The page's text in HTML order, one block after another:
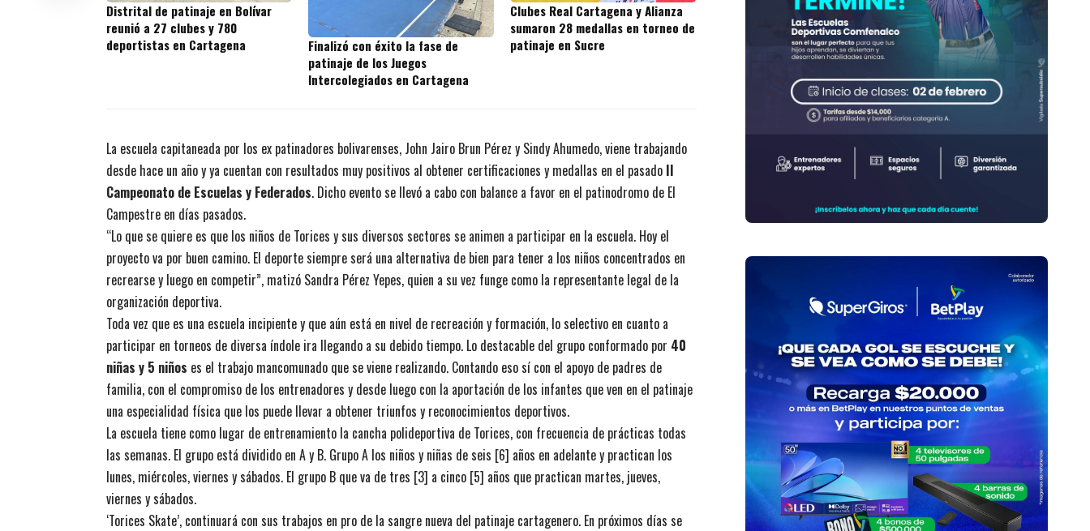
Distrital de patinaje en Bolívar
reunió a 27 clubes y 780
deportistas en Cartagena
Finalizó con éxito la fase de
patinaje de los Juegos
Intercolegiados en Cartagena
Clubes Real Cartagena y Alianza
sumaron 28 medallas en torneo de
patinaje en Sucre
La escuela capitaneada por los ex patinadores bolivarenses, John Jairo Brun Pérez y Sindy Ahumedo, viene trabajando
desde hace un año y ya cuentan con resultados muy positivos al obtener certificaciones y medallas en el pasado II
Campeonato de Escuelas y Federados. Dicho evento se llevó a cabo con balance a favor en el patinodromo de El
Campestre en días pasados.
“Lo que se quiere es que los niños de Torices y sus diversos sectores se animen a participar en la escuela. Hoy el
proyecto va por buen camino. El deporte siempre será una alternativa de bien para tener a los niños concentrados en
recrearse y luego en competir”, matizó Sandra Pérez Yepes, quien a su vez funge como la representante legal de la
organización deportiva.
Toda vez que es una escuela incipiente y que aún está en nivel de recreación y formación, lo selectivo en cuanto a
participar en torneos de diversa índole ira llegando a su debido tiempo. Lo destacable del grupo conformado por 40
niñas y 5 niños es el trabajo mancomunado que se viene realizando. Contando eso sí con el apoyo de padres de
familia, con el compromiso de los entrenadores y desde luego con la aportación de los infantes que ven en el patinaje
una especialidad física que los puede llevar a obtener triunfos y reconocimientos deportivos.
La escuela tiene como lugar de entrenamiento la cancha polideportiva de Torices, con frecuencia de prácticas todas
las semanas. El grupo está dividido en A y B. Grupo A los niños y niñas de seis [6] años en adelante y practican los
lunes, miércoles, viernes y sábados. El grupo B que va de tres [3] a cinco [5] años que practican martes, jueves,
viernes y sábados.
‘Torices Skate’, continuará con sus trabajos en pro de la sangre nueva del patinaje cartagenero. En próximos días se